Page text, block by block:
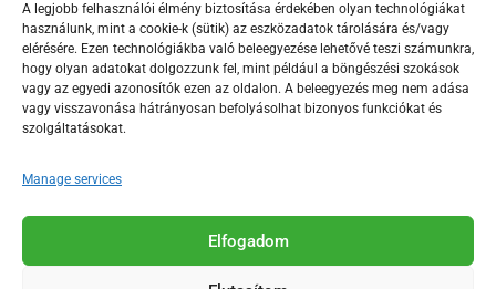
A legjobb felhasználói élmény biztosítása érdekében olyan technológiákat
használunk, mint a cookie-k (sütik) az eszközadatok tárolására és/vagy
elérésére. Ezen technológiákba való beleegyezése lehetővé teszi számunkra,
hogy olyan adatokat dolgozzunk fel, mint például a böngészési szokások
vagy az egyedi azonosítók ezen az oldalon. A beleegyezés meg nem adása
vagy visszavonása hátrányosan befolyásolhat bizonyos funkciókat és
szolgáltatásokat.
Manage services
Elfogadom
F
a
c
e
o
o
-
Y
o
u
t
b
e
s
T
i
k
Az Érd Média médiaszolgáltatási tevékenységét a
Médiatanács a Magyar Média Mecenatúra program